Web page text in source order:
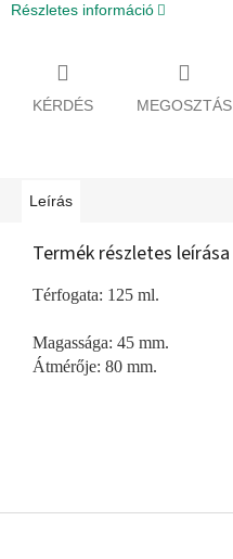
Részletes információ
KÉRDÉS MEGOSZTÁS
Leírás
Termék részletes leírása
Térfogata: 125 ml.
Magassága: 45 mm.
Átmérője: 80 mm.
L